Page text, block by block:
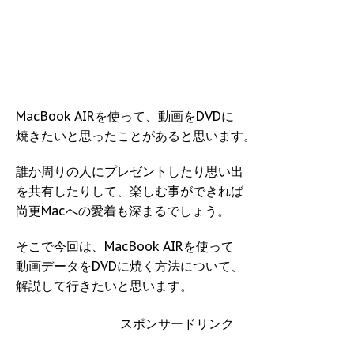
MacBook AIRを使って、動画をDVDに
焼きたいと思ったことがあると思います。
誰か周りの人にプレゼントしたり思い出
を共有したりして、楽しむ事ができれば
尚更Macへの愛着も深まるでしょう。
そこで今回は、MacBook AIRを使って
動画データをDVDに焼く方法について、
解説して行きたいと思います。
スポンサードリンク